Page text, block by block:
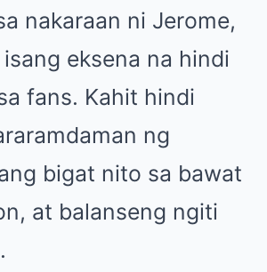
nakaraan ni Jerome,
isang eksena na hindi
fans. Kahit hindi
ng
bigat nito sa bawat
at balanseng ngiti